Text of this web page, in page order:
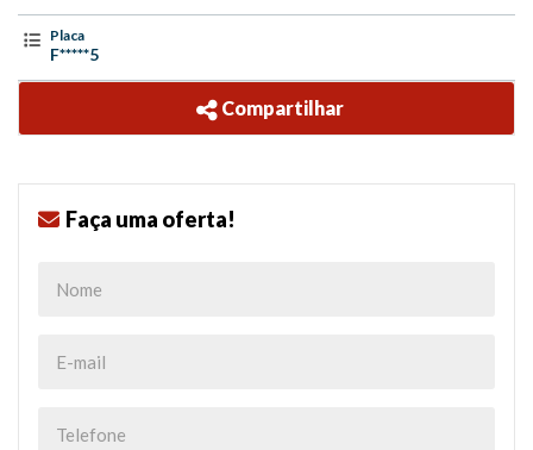
Placa
F*****5
Compartilhar
Faça uma oferta!